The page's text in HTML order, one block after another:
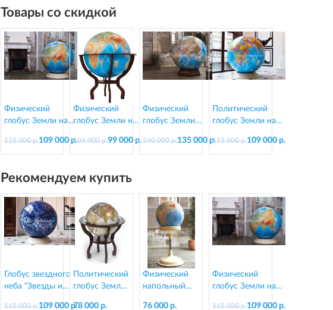
Товары со скидкой
Физический
глобус Земли на
пластика, d=130
см
109 000 р.
115 000 р.
Физический
глобус Земли на
подставке из
дерева VIPGlobus
99 000 р.
101 000 р.
Физический
глобус Земли
ретро на
подставке из
135 000 р.
140 000 р.
Политический
глобус Земли на
пластика, d=130
см
109 000 р.
115 000 р.
Рекомендуем купить
Глобус звездного
неба "Звезды и
109 000 р.
115 000 р.
Политический
глобус Земли
78 000 р.
Физический
напольный
76 000 р.
Физический
глобус Земли на
109 000 р.
115 000 р.